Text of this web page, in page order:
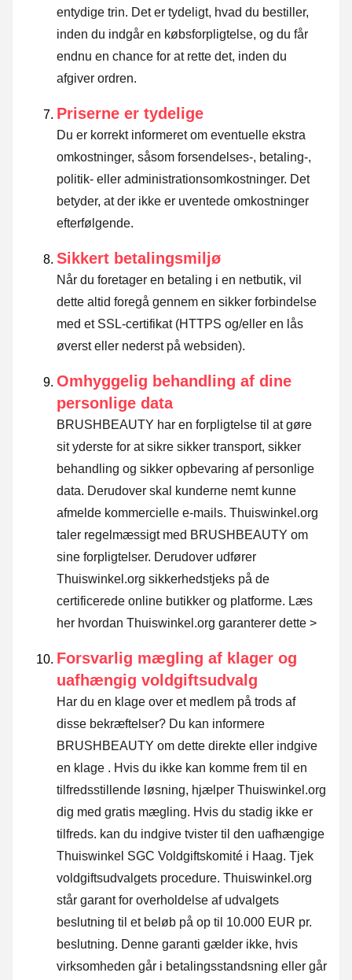
entydige trin. Det er tydeligt, hvad du bestiller,
inden du indgår en købsforpligtelse, og du får
endnu en chance for at rette det, inden du
afgiver ordren.
Priserne er tydelige
Du er korrekt informeret om eventuelle ekstra
omkostninger, såsom forsendelses-, betaling-,
politik- eller administrationsomkostninger. Det
betyder, at der ikke er uventede omkostninger
efterfølgende.
Sikkert betalingsmiljø
Når du foretager en betaling i en netbutik, vil
dette altid foregå gennem en sikker forbindelse
med et SSL-certifikat (HTTPS og/eller en lås
øverst eller nederst på websiden).
Omhyggelig behandling af dine
personlige data
BRUSHBEAUTY har en forpligtelse til at gøre
sit yderste for at sikre sikker transport, sikker
behandling og sikker opbevaring af personlige
data. Derudover skal kunderne nemt kunne
afmelde kommercielle e-mails. Thuiswinkel.org
taler regelmæssigt med BRUSHBEAUTY om
sine forpligtelser. Derudover udfører
Thuiswinkel.org sikkerhedstjeks på de
certificerede online butikker og platforme. Læs
her hvordan Thuiswinkel.org garanterer dette >
Forsvarlig mægling af klager og
uafhængig voldgiftsudvalg
Har du en klage over et medlem på trods af
disse bekræftelser? Du kan informere
BRUSHBEAUTY om dette direkte eller indgive
en klage . Hvis du ikke kan komme frem til en
tilfredsstillende løsning, hjælper Thuiswinkel.org
dig med gratis mægling. Hvis du stadig ikke er
tilfreds. kan du indgive tvister til den uafhængige
Thuiswinkel SGC Voldgiftskomité i Haag. Tjek
voldgiftsudvalgets procedure. Thuiswinkel.org
står garant for overholdelse af udvalgets
beslutning til et beløb på op til 10.000 EUR pr.
beslutning. Denne garanti gælder ikke, hvis
virksomheden går i betalingsstandsning eller går